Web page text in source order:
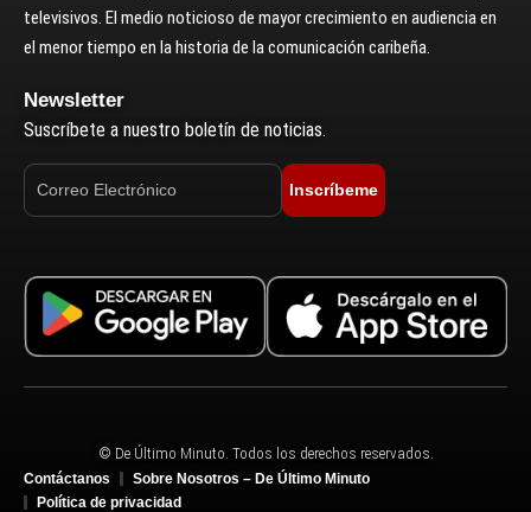
televisivos. El medio noticioso de mayor crecimiento en audiencia en
el menor tiempo en la historia de la comunicación caribeña.
Newsletter
Suscríbete a nuestro boletín de noticias.
Inscríbeme
© De Último Minuto. Todos los derechos reservados.
Contáctanos
Sobre Nosotros – De Último Minuto
Política de privacidad